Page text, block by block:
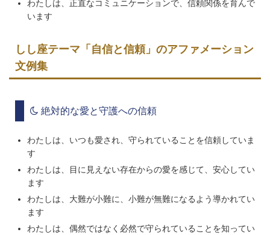
わたしは、正直なコミュニケーションで、信頼関係を育んで
います
しし座テーマ「自信と信頼」のアファメーション
文例集
絶対的な愛と守護への信頼
わたしは、いつも愛され、守られていることを信頼していま
す
わたしは、目に見えない存在からの愛を感じて、安心してい
ます
わたしは、大難が小難に、小難が無難になるよう導かれてい
ます
わたしは、偶然ではなく必然で守られていることを知ってい